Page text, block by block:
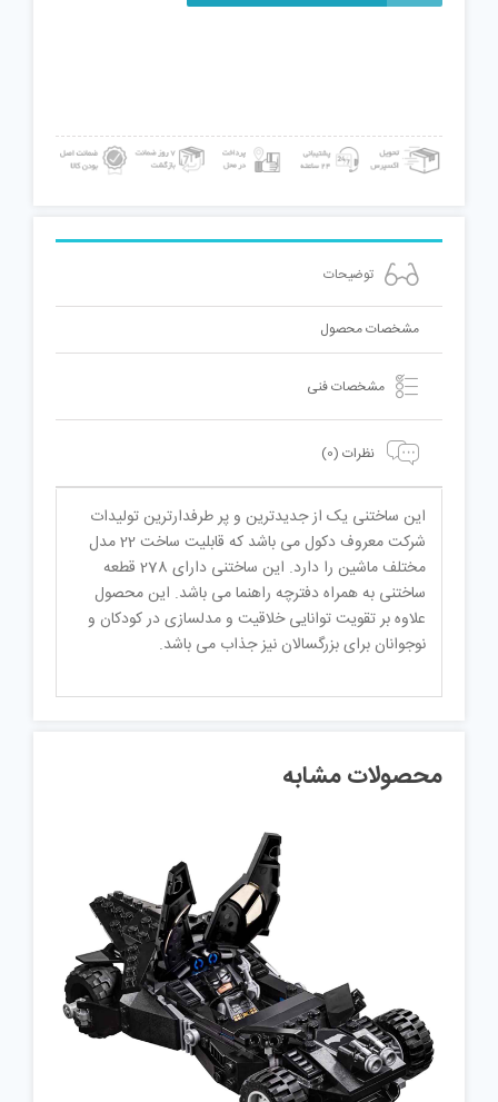
توضیحات
مشخصات محصول
مشخصات فنی
نظرات (0)
این ساختنی یک از جدیدترین و پر طرفدارترین تولیدات
شرکت معروف دکول می باشد که قابلیت ساخت 22 مدل
مختلف ماشین را دارد. این ساختنی دارای 278 قطعه
ساختنی به همراه دفترچه راهنما می باشد. این محصول
علاوه بر تقویت توانایی خلاقیت و مدلسازی در کودکان و
نوجوانان برای بزرگسالان نیز جذاب می باشد.
محصولات مشابه